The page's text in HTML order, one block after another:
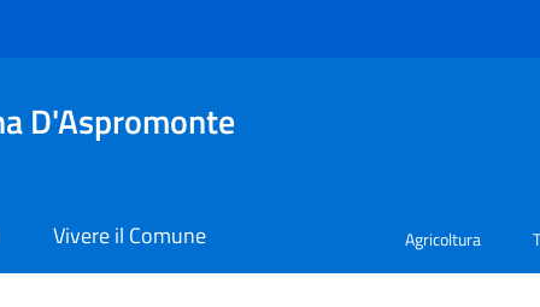
D'Aspromonte
Vivere il Comune Agricoltura